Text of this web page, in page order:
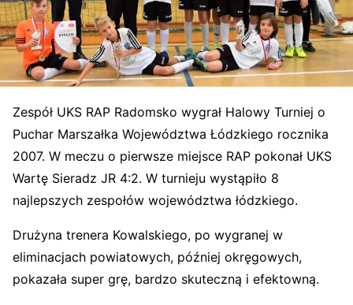
Zespół UKS RAP Radomsko wygrał Halowy Turniej o
Puchar Marszałka Województwa Łódzkiego rocznika
2007. W meczu o pierwsze miejsce RAP pokonał UKS
Wartę Sieradz JR 4:2. W turnieju wystąpiło 8
najlepszych zespołów województwa łódzkiego.
Drużyna trenera Kowalskiego, po wygranej w
eliminacjach powiatowych, później okręgowych,
pokazała super grę, bardzo skuteczną i efektowną.